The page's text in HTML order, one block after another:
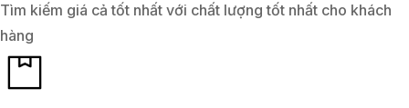
Tìm kiếm giá cả tốt nhất với chất lượng tốt nhất cho khách
hàng